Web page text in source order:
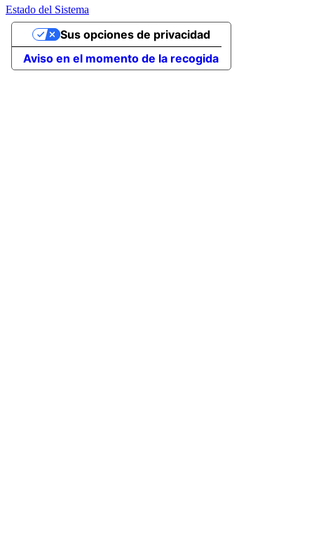
Estado del Sistema
Aviso en el momento de la recogida
Sus opciones de privacidad